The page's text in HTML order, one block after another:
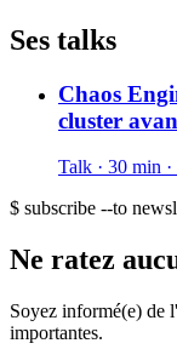
Ses talks
Chaos
cluster
Talk · 30 min
$ subscribe --to
Ne ratez
Soyez informé(e) de
importantes.